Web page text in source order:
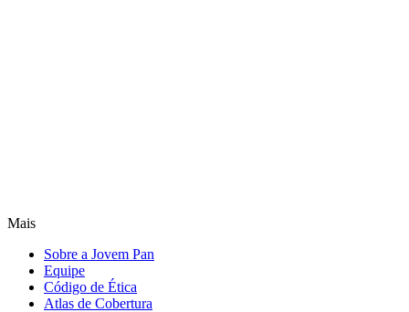
Mais
Sobre a Jovem Pan
Equipe
Código de Ética
Atlas de Cobertura